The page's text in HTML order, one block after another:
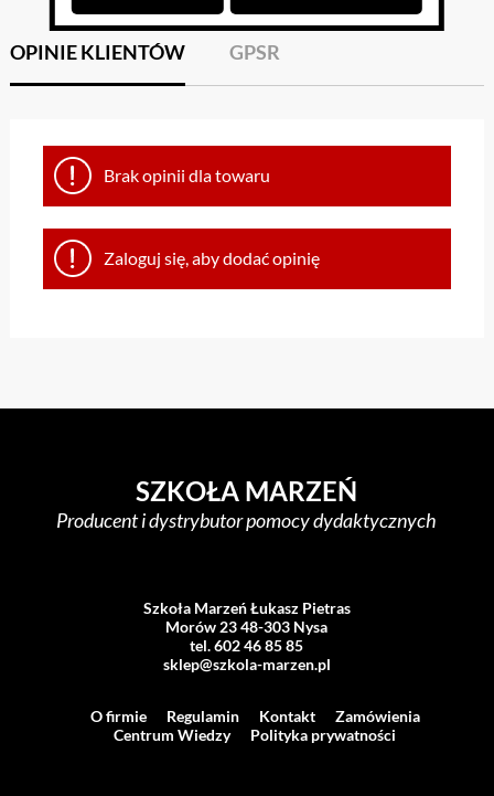
OPINIE KLIENTÓW GPSR
Brak opinii dla towaru
Zaloguj się, aby dodać opinię
SZKOŁA MARZEŃ
Producent i dystrybutor pomocy dydaktycznych
Szkoła Marzeń Łukasz Pietras
Morów 23 48-303 Nysa
tel. 602 46 85 85
sklep@szkola-marzen.pl
O firmie Regulamin Kontakt
Zamówienia
Centrum Wiedzy
Polityka prywatności